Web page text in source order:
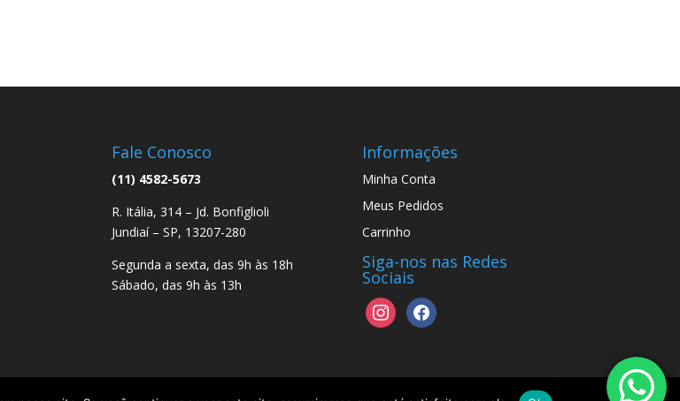
Fale Conosco
(11) 4582-5673
R. Itália, 314 – Jd. Bonfiglioli
Jundiaí – SP, 13207-280
Segunda a sexta, das 9h às 18h
Sábado, das 9h às 13h
Informações
Minha Conta
Meus Pedidos
Carrinho
Siga-nos nas Redes
Sociais
instagramfacebook